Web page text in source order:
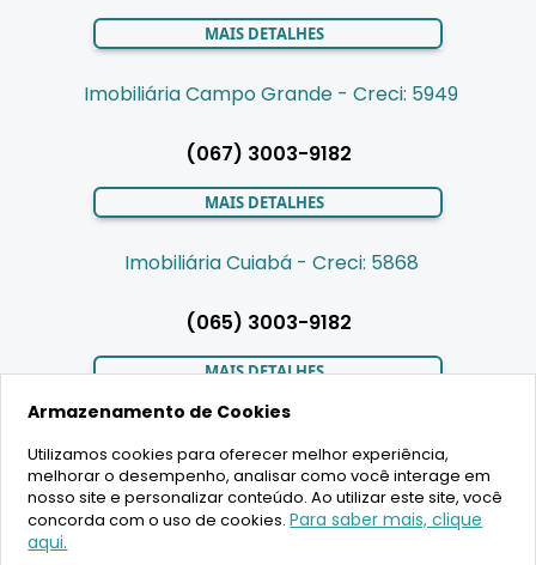
MAIS DETALHES
Imobiliária Campo Grande - Creci: 5949
(067) 3003-9182
MAIS DETALHES
Imobiliária Cuiabá - Creci: 5868
(065) 3003-9182
MAIS DETALHES
LIGAMOS PARA VOCÊ
Armazenamento de Cookies
Utilizamos cookies para oferecer melhor experiência,
melhorar o desempenho, analisar como você interage em
nosso site e personalizar conteúdo. Ao utilizar este site, você
concorda com o uso de cookies.Para saber mais, clique
aqui.